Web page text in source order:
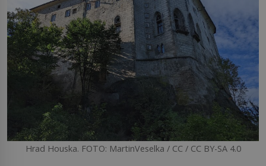
Hrad Houska. FOTO: MartinVeselka / CC / CC BY-SA 4.0